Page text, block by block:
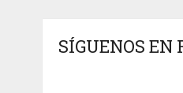
SÍGUENOS EN